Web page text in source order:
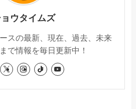
ョウタイムズ
スの最新、現在、過去、未来
で情報を毎日更新中！